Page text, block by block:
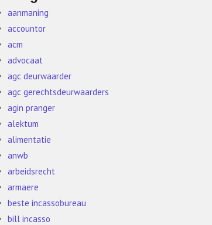
aanmaning
accountor
acm
advocaat
agc deurwaarder
agc gerechtsdeurwaarders
agin pranger
alektum
alimentatie
anwb
arbeidsrecht
armaere
beste incassobureau
bill incasso